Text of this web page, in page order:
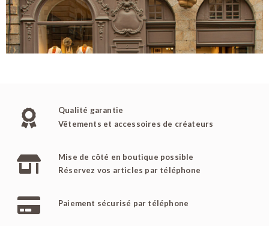
Qualité garantie
Vêtements et accessoires de créateurs
Mise de côté en boutique possible
Réservez vos articles par téléphone
Paiement sécurisé par téléphone